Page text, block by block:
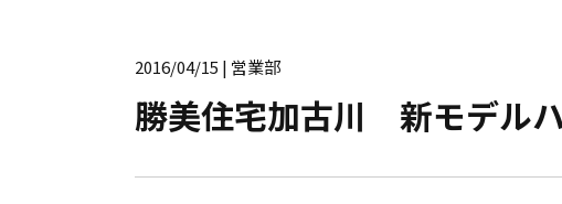
物件検索
会員登録
2016/04/15 | 営業部
勝美住宅加古川 新モデル